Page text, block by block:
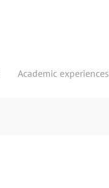
Academic experiences